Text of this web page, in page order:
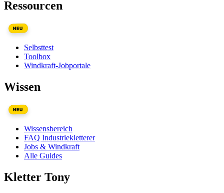
Ressourcen
NEU
Selbsttest
Toolbox
Windkraft-Jobportale
Wissen
NEU
Wissensbereich
FAQ Industriekletterer
Jobs & Windkraft
Alle Guides
Kletter Tony